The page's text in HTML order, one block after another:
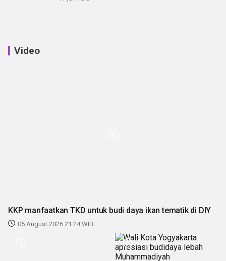
17 jam lalu
Video
KKP manfaatkan TKD untuk budi daya ikan tematik di DIY
05 August 2026 21:24 WIB